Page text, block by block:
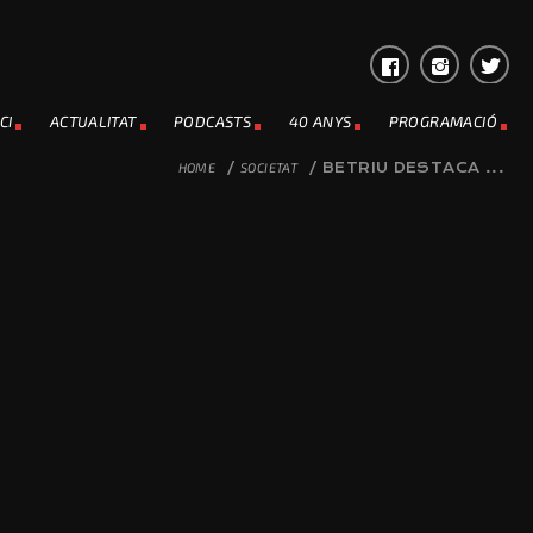
ACTUALITAT PODCASTS 40 ANYS PROGRAMACIÓ
HOME / SOCIETAT / BETRIU DESTACA ...